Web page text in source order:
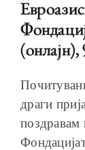
(онлајн),
драги